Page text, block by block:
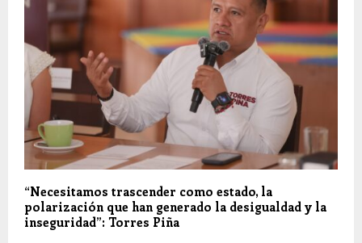
“Necesitamos trascender como estado, la
polarización que han generado la desigualdad y la
inseguridad”: Torres Piña